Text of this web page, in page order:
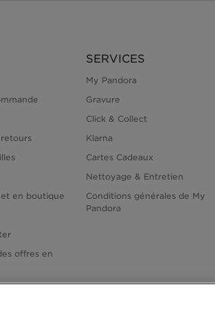
en boutique
offres en
SERVICES
My Pandora
Gravure
Click & Collect
Klarna
Cartes Cadeaux
Nettoyage & Entretien
Conditions générales de My
Pandora